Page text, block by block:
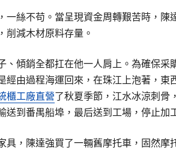
一絲不苟。當呈現資金周轉艱苦時，
削減木材原料存量。
、傾銷全都扛在他一人肩上。為確保
經由過程海運回來，在珠江上泡著，
櫃工廠直營了秋夏季節，江水冰涼刺骨
到番禺船埠，最后送到工場，停止加
具，陳達強買了一輛舊摩托車，固然